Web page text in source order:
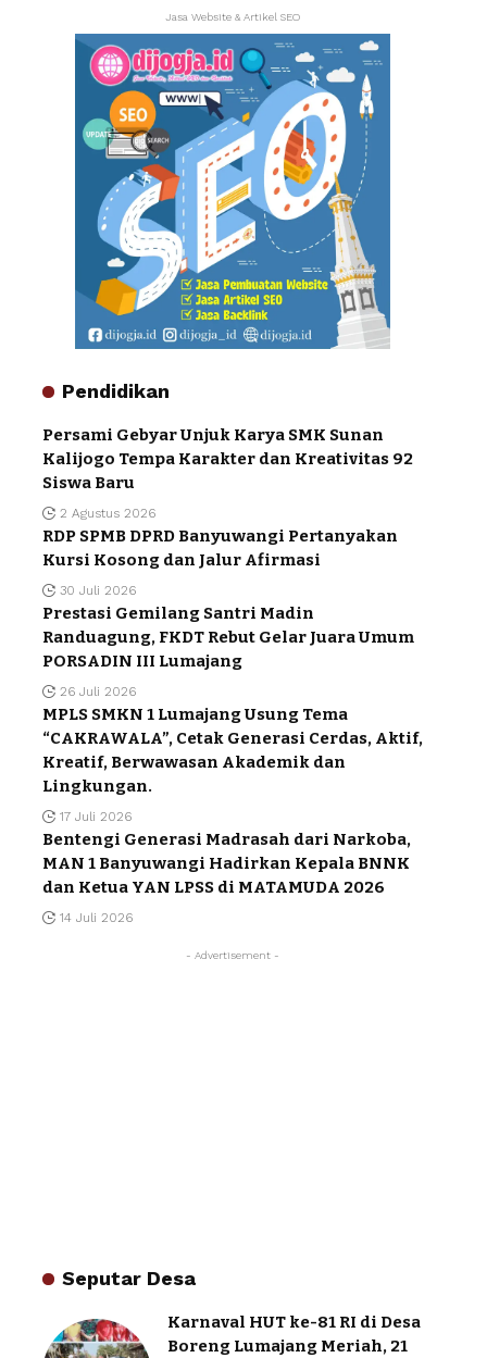
Jasa Website & Artikel SEO
Pendidikan
Persami Gebyar Unjuk Karya SMK Sunan
Kalijogo Tempa Karakter dan Kreativitas 92
Siswa Baru
2 Agustus 2026
RDP SPMB DPRD Banyuwangi Pertanyakan
Kursi Kosong dan Jalur Afirmasi
30 Juli 2026
Prestasi Gemilang Santri Madin
Randuagung, FKDT Rebut Gelar Juara Umum
PORSADIN III Lumajang
26 Juli 2026
MPLS SMKN 1 Lumajang Usung Tema
“CAKRAWALA”, Cetak Generasi Cerdas, Aktif,
Kreatif, Berwawasan Akademik dan
Lingkungan.
17 Juli 2026
Bentengi Generasi Madrasah dari Narkoba,
MAN 1 Banyuwangi Hadirkan Kepala BNNK
dan Ketua YAN LPSS di MATAMUDA 2026
14 Juli 2026
- Advertisement -
Seputar Desa
Karnaval HUT ke-81 RI di Desa
Boreng Lumajang Meriah, 21